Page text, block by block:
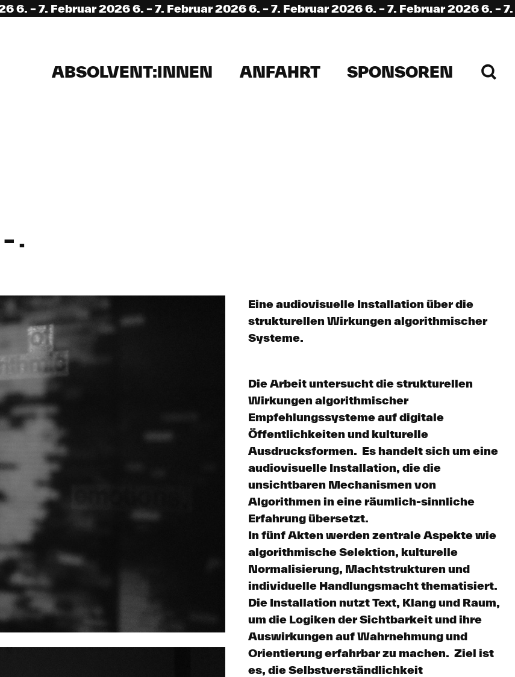
Februar 2026 6. – 7. Februar 2026 6. – 7. Februar 2026 6. – 7. Februar 2026 6. – 7.
ABSOLVENT:INNEN ANFAHRT SPONSOREN
.
Eine audiovisuelle Installation über die
strukturellen Wirkungen algorithmischer
Systeme.
Die Arbeit untersucht die strukturellen
Wirkungen algorithmischer
Empfehlungssysteme auf digitale
Öffentlichkeiten und kulturelle
Ausdrucksformen. ​ Es handelt sich um eine
audiovisuelle Installation, die die
unsichtbaren Mechanismen von
Algorithmen in eine räumlich-sinnliche
Erfahrung übersetzt. ​
In fünf Akten werden zentrale Aspekte wie
algorithmische Selektion, kulturelle
Normalisierung, Machtstrukturen und
individuelle Handlungsmacht thematisiert. ​
Die Installation nutzt Text, Klang und Raum,
um die Logiken der Sichtbarkeit und ihre
Auswirkungen auf Wahrnehmung und
Orientierung erfahrbar zu machen. ​ Ziel ist
es, die Selbstverständlichkeit